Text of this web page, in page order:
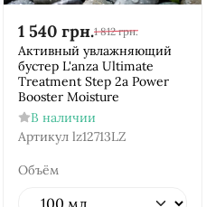
1 540 грн.1 812 грн.
Активный увлажняющий
бустер L'anza Ultimate
Treatment Step 2a Power
Booster Moisture
В наличии
Артикул lz12713LZ
Объём